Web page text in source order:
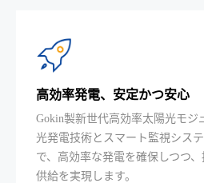
高効率発電、安定かつ安心
Gokin製新世代高効率太陽光モジ
光発電技術とスマート監視シス
で、高効率な発電を確保しつつ
供給を実現します。